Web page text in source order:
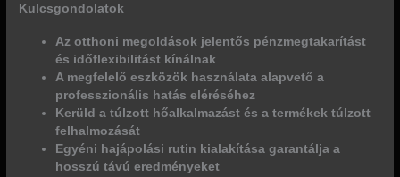
Kulcsgondolatok
Az otthoni megoldások jelentős pénzmegtakarítást
és időflexibilitást kínálnak
A megfelelő eszközök használata alapvető a
professzionális hatás eléréséhez
Kerüld a túlzott hőalkalmazást és a termékek túlzott
felhalmozását
Egyéni hajápolási rutin kialakítása garantálja a
hosszú távú eredményeket